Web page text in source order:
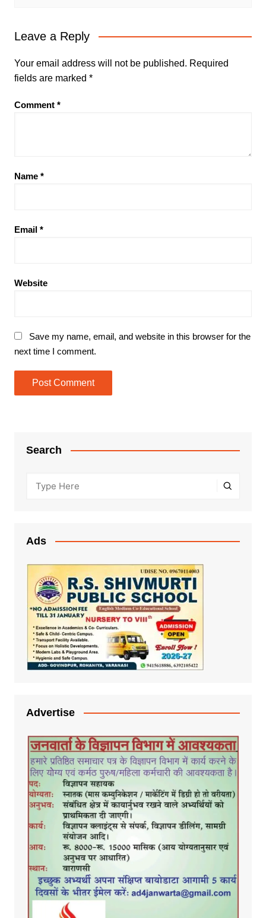
Leave a Reply
Your email address will not be published. Required
fields are marked *
Comment *
Name *
Email *
Website
Save my name, email, and website in this browser for the
next time I comment.
Search
Ads
Advertise